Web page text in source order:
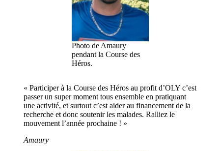
Photo de Amaury
pendant la Course des
Héros.
« Participer à la Course des Héros au profit d’OLY c’est
passer un super moment tous ensemble en pratiquant
une activité, et surtout c’est aider au financement de la
recherche et donc soutenir les malades. Ralliez le
mouvement l’année prochaine ! »
Amaury